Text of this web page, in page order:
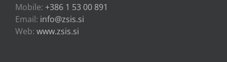
Mobile: +386 1 53 00 891
Email: info@zsis.si
Web: www.zsis.si